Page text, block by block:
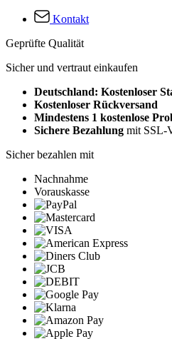
Kontakt
Geprüfte Qualität
Sicher und vertraut einkaufen
Deutschland: Kostenloser
Kostenloser Rückversand
Mindestens 1 kostenlose
Sichere Bezahlung mit SSL-
Sicher bezahlen mit
Nachnahme
Vorauskasse